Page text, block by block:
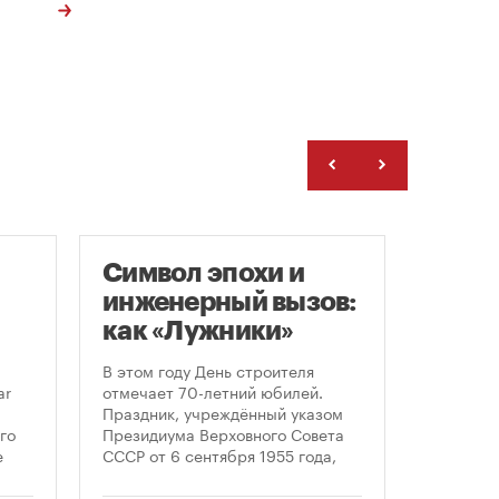
Символ эпохи и
инженерный вызов:
как «Лужники»
стали символом
Дня строителя
В этом году День строителя
отмечает 70-летний юбилей.
Праздник, учреждённый указом
Президиума Верховного Совета
СССР от 6 сентября 1955 года,